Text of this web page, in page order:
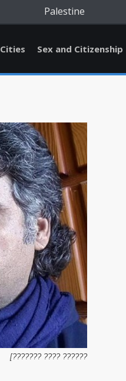
Palestine
Cities Sex and Citizenship
?????? ???? ???????]